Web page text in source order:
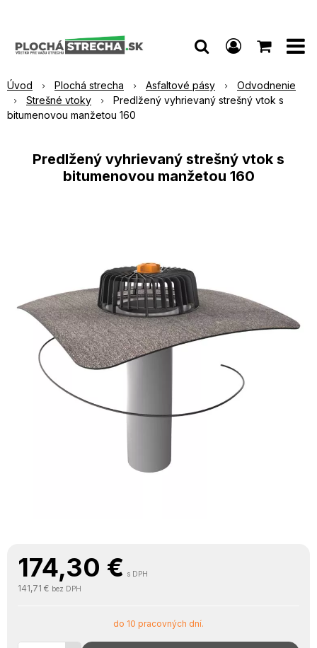
Úvod Plochá strecha Asfaltové pásy
Odvodnenie
Strešné vtoky
Predlžený vyhrievaný strešný vtok s
bitumenovou manžetou 160
Predlžený vyhrievaný strešný vtok s
bitumenovou manžetou 160
174,30 € s DPH
141,71 € bez DPH
do 10 pracovných dní.